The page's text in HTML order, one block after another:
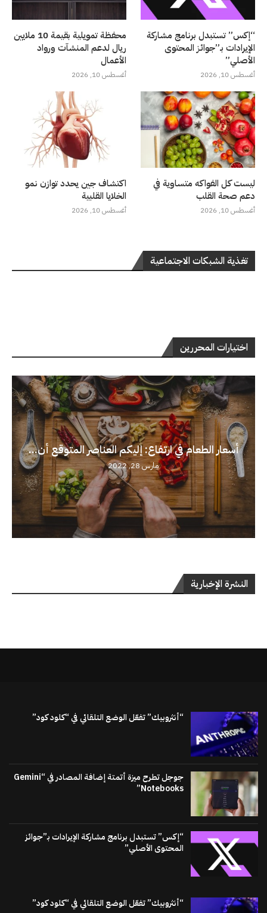
“إكس” تستبدل برنامج مشاركة
الإيرادات بـ”جوائز المحتوى
الأصلي”
أغسطس 10, 2026
محفظة تمويلية بقيمة 10 ملايين
ريال لدعم المنشآت ورواد
الأعمال
أغسطس 10, 2026
ليست كل الفواكه متساوية في
دعم صحة القلب
أغسطس 10, 2026
اكتشاف جين يحدد توازن نمو
الخلايا القلبية
أغسطس 10, 2026
تغذية الشبكات الاجتماعية
اختيارات المحررين
أسعار الطعام في ارتفاع: إليكم العناصر المتوقع أن...
مارس 28, 2022
النشرة الإخبارية
“أنثروبيك” تفعّل الوضع التلقائي في “كلود كود”
جوجل تطرح ميزة أتمتة إضافة المصادر في “Gemini
Notebooks”
“إكس” تستبدل برنامج مشاركة الإيرادات بـ”جوائز
المحتوى الأصلي”
“أنثروبيك” تفعّل الوضع التلقائي في “كلود كود”